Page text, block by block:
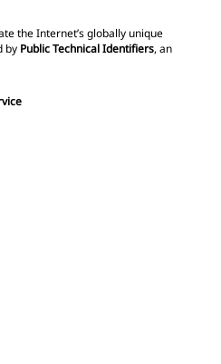
the Internet’s globally unique
by Public Technical Identifiers, an